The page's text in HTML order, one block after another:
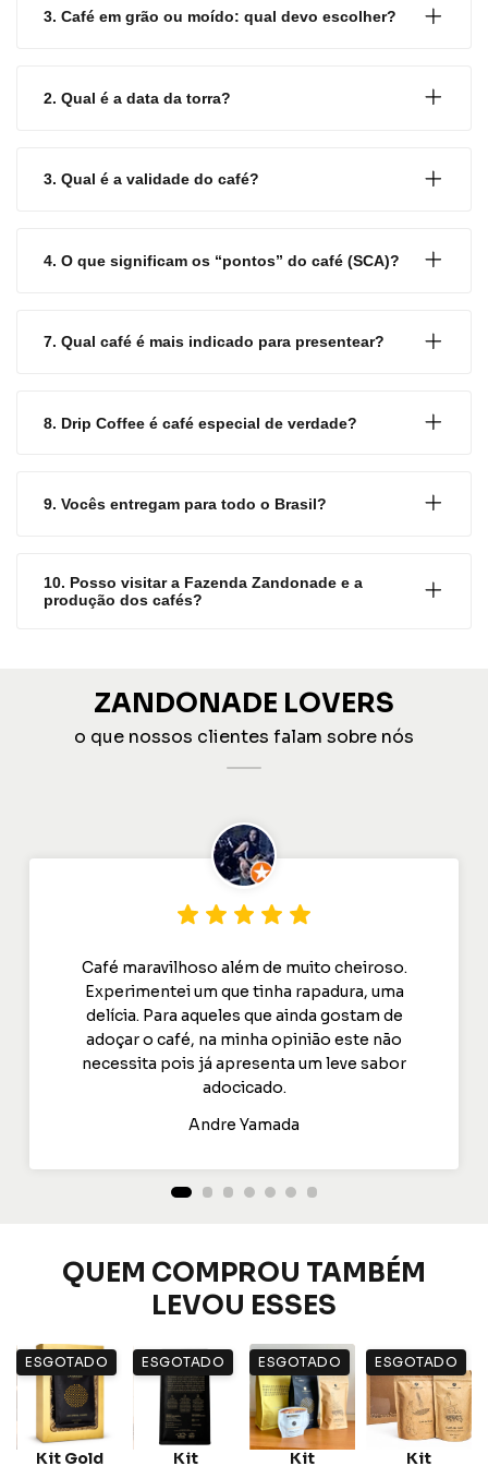
3. Café em grão ou moído: qual devo escolher?
2. Qual é a data da torra?
3. Qual é a validade do café?
4. O que significam os “pontos” do café (SCA)?
7. Qual café é mais indicado para presentear?
8. Drip Coffee é café especial de verdade?
9. Vocês entregam para todo o Brasil?
10. Posso visitar a Fazenda Zandonade e a
produção dos cafés?
ZANDONADE LOVERS
o que nossos clientes falam sobre nós
Café maravilhoso além de muito cheiroso.
Experimentei um que tinha rapadura, uma
delícia. Para aqueles que ainda gostam de
adoçar o café, na minha opinião este não
necessita pois já apresenta um leve sabor
adocicado.
Andre Yamada
QUEM COMPROU TAMBÉM
LEVOU ESSES
ESGOTADO
Kit Gold
ESGOTADO
Kit
ESGOTADO
Kit
ESGOTADO
Kit